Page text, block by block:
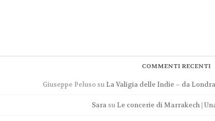
COMMENTI RECENTI
Giuseppe Pelusosu La Valigia delle Indie – da
Sara su Le concerie di Marrakech |